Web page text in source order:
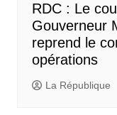
RDC : Le
Gouverneur
reprend le
opérations
La République